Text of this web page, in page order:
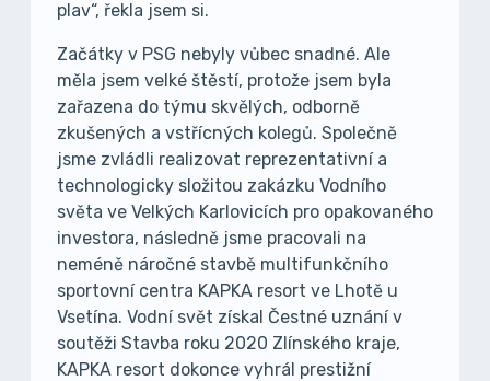
plav“, řekla jsem si.
Začátky v PSG nebyly vůbec snadné. Ale
měla jsem velké štěstí, protože jsem byla
zařazena do týmu skvělých, odborně
zkušených a vstřícných kolegů. Společně
jsme zvládli realizovat reprezentativní a
technologicky složitou zakázku Vodního
světa ve Velkých Karlovicích pro opakovaného
investora, následně jsme pracovali na
neméně náročné stavbě multifunkčního
sportovní centra KAPKA resort ve Lhotě u
Vsetína. Vodní svět získal Čestné uznání v
soutěži Stavba roku 2020 Zlínského kraje,
KAPKA resort dokonce vyhrál prestižní